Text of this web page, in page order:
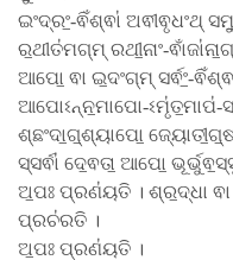
ଇଂଦ୍ରଂ॒-ଵିଁଶ୍ଵା॑ ଅଵୀଵୃଧଂଥ୍
ର॒ଥୀତ॑ମଗ୍​ମ୍ ରଥୀ॒ନାଂ-
ଆପୋ॒ ଵା ଇ॒ଦଂଗ୍​ମ୍ ସର୍ଵଂ॒-
ଆପୋଽନ୍ନ॒ମାପୋ-ଽମୃ॑ତ॒ମାପ॑-
ଶ୍ଛଂଦା॒ଗ୍॒ଶ୍ୟାପୋ॒
ସ୍ସର୍ଵା॑ ଦେ॒ଵତା॒ ଆପୋ॒
ଅ॒ପଃ ପ୍ରଣ॑ୟତି । ଶ୍ର॒ଦ୍ଧା
ପ୍ରଚ॑ରତି ।
ଅ॒ପଃ ପ୍ରଣ॑ୟତି ।